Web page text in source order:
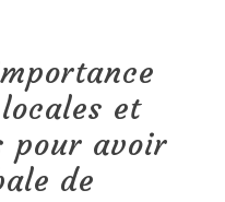
et
pour avoir
de